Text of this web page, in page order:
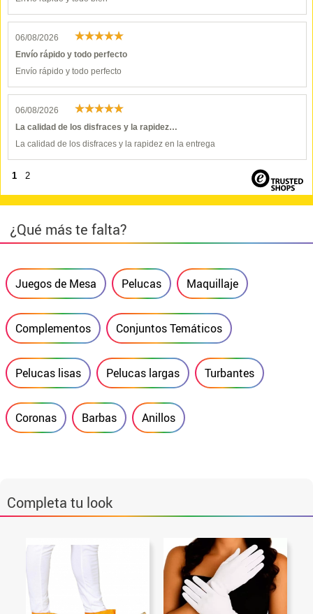
06/08/2026
Envío rápido y todo perfecto
Envío rápido y todo perfecto
06/08/2026
La calidad de los disfraces y la rapidez…
La calidad de los disfraces y la rapidez en la entrega
1 2
¿Qué más te falta?
Juegos de Mesa Pelucas Maquillaje
Complementos Conjuntos Temáticos
Pelucas lisas Pelucas largas Turbantes
Coronas Barbas Anillos
Completa tu look